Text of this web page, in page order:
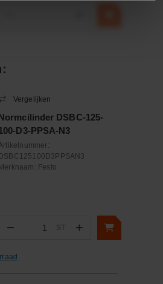
Vergelijken
DSBC-125-
D3-PPSA-N3
DSBC125100D3PPSAN3
Merknaam: Festo
− Aantal
ST +